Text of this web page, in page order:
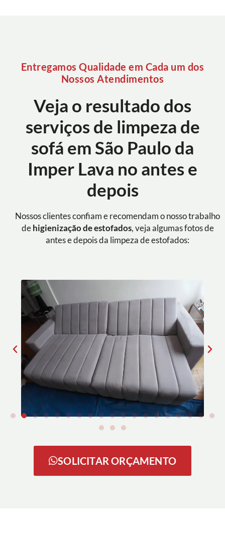
Entregamos Qualidade em Cada um dos
Nossos Atendimentos
Veja o resultado dos
serviços de limpeza de
sofá em São Paulo da
Imper Lava no antes e
depois
Nossos clientes confiam e recomendam o nosso trabalho
de higienização de estofados, veja algumas fotos de
antes e depois da limpeza de estofados:
SOLICITAR ORÇAMENTO